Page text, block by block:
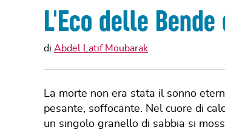
L'Eco delle Bende
di Abdel Latif Moubarak
La morte non era stata il sonno
pesante, soffocante. Nel cuore di
un singolo granello di sabbia si